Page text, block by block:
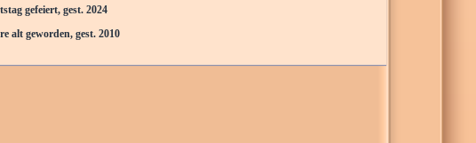
gefeiert, gest. 2024
alt geworden, gest. 2010